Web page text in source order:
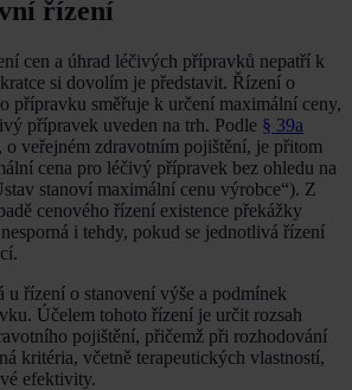
řízení
cen a úhrad léčivých přípravků nepatří k
si dovolím je představit. Řízení o
přípravku směřuje k určení maximální ceny,
přípravek uveden na trh. Podle § 39a
o veřejném zdravotním pojištění, je přitom
cena pro léčivý přípravek bez ohledu na
stanoví maximální cenu výrobce“). Z
cenového řízení existence překážky
i tehdy, pokud se jednotlivá řízení
u řízení o stanovení výše a podmínek
Účelem tohoto řízení je určit rozsah
pojištění, přičemž při rozhodování
kritéria, včetně terapeutických vlastností,
efektivity.